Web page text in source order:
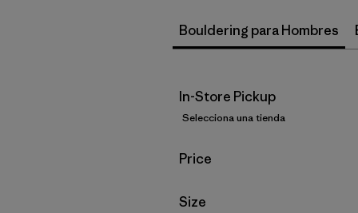
Bouldering para Hombres
In-Store Pickup
Selecciona una tienda
Filtrar por
Price
Filtrar por
Size